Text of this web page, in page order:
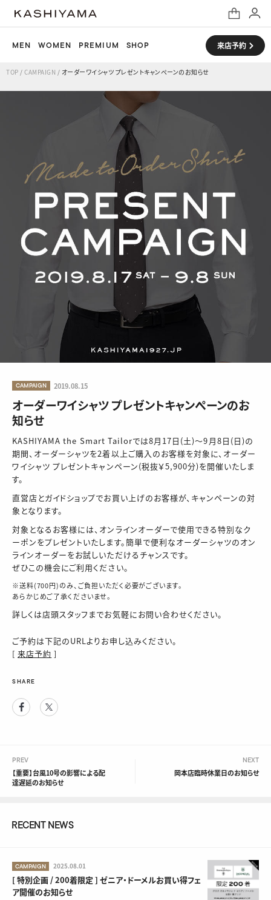
MEN WOMEN PREMIUM SHOP 来店予約
TOP / CAMPAIGN / オーダーワイシャツ プレゼントキャンペーンのお知らせ
CAMPAIGN 2019.08.15
オーダーワイシャツ プレゼントキャンペーンのお
知らせ
KASHIYAMA the Smart Tailorでは8月17日(土)〜9月8日(日)の
期間、オーダーシャツを2着以上ご購入のお客様を対象に、オーダー
ワイシャツ プレゼントキャンペーン(税抜￥5,900分)を開催いたしま
す。
直営店とガイドショップでお買い上げのお客様が、キャンペーンの対
象となります。
対象となるお客様には、オンラインオーダーで使用できる特別なク
ーポンをプレゼントいたします。簡単で便利なオーダーシャツのオン
ラインオーダーをお試しいただけるチャンスです。
ぜひこの機会にご利用ください。
※送料(700円)のみ、ご負担いただく必要がございます。
あらかじめご了承くださいませ。
詳しくは店頭スタッフまでお気軽にお問い合わせください。
ご予約は下記のURLよりお申し込みください。
[来店予約 ]
SHARE
Facebook
PREV
【重要】台風10号の影響による配
達遅延のお知らせ
NEXT
岡本店臨時休業日のお知らせ
RECENT NEWS
CAMPAIGN 2025.08.01
[ 特別企画 / 200着限定 ] ゼニア・ドーメルお買い得フェ
ア開催のお知らせ